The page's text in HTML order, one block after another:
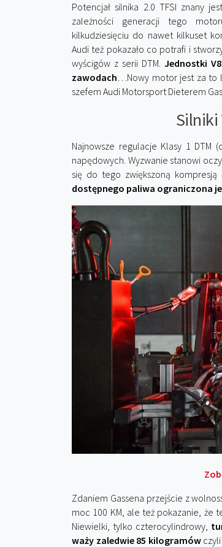
Potencjał silnika 2.0 TFSI znany
zależności generacji tego
kilkudziesięciu do nawet kilkuset
Audi też pokazało co potrafi i
wyścigów z serii DTM. Jednostki
zawodach…Nowy motor jest za to
szefem Audi Motorsport Dieterem
Silniki
Najnowsze regulacje Klasy 1 DTM
napędowych. Wyzwanie stanowi
się do tego zwiększoną
dostępnego paliwa ograniczona
Zdaniem Gassena przejście z
moc 100 KM, ale też pokazanie, że
Niewielki, tylko czterocylindrowy,
waży zaledwie 85 kilogramówczyli